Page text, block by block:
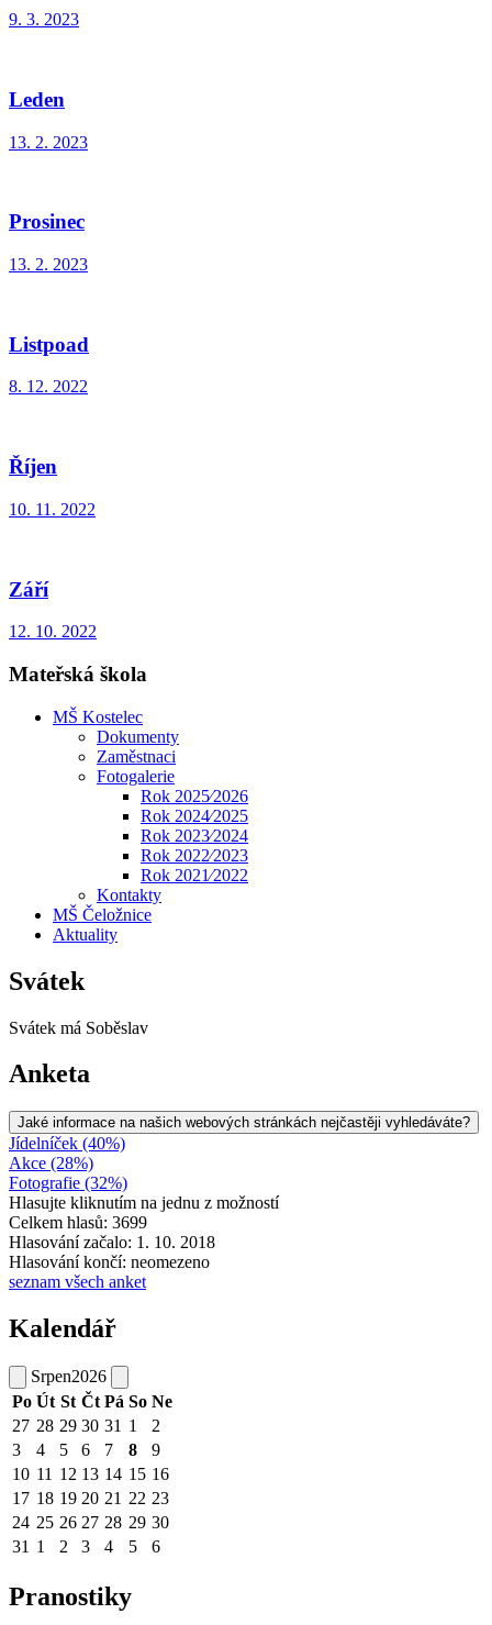
9. 3. 2023
Leden
13. 2. 2023
Prosinec
13. 2. 2023
Listpoad
8. 12. 2022
Říjen
10. 11. 2022
Září
12. 10. 2022
Mateřská škola
MŠ Kostelec
Dokumenty
Zaměstnaci
Fotogalerie
Rok 2025⁄2026
Rok 2024⁄2025
Rok 2023⁄2024
Rok 2022⁄2023
Rok 2021⁄2022
Kontakty
MŠ Čeložnice
Aktuality
Svátek
Svátek má Soběslav
Anketa
Jaké informace na našich webových stránkách nejčastěji vyhledáváte?
Jídelníček (40%)
Akce (28%)
Fotografie (32%)
Hlasujte kliknutím na jednu z možností
Celkem hlasů: 3699
Hlasování začalo: 1. 10. 2018
Hlasování končí: neomezeno
seznam všech anket
Kalendář
Srpen2026
Po Út St Čt Pá So Ne
27 28 29 30 31 1
2
3
4 5 6 7 8
9
10 11 12 13 14 15 16
17 18 19 20 21 22 23
24 25 26 27 28 29 30
31 1 2 3 4 5 6
Pranostiky